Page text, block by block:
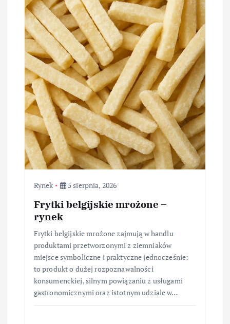
Rynek 5 sierpnia, 2026
Frytki belgijskie mrożone –
rynek
Frytki belgijskie mrożone zajmują w handlu
produktami przetworzonymi z ziemniaków
miejsce symboliczne i praktyczne jednocześnie:
to produkt o dużej rozpoznawalności
konsumenckiej, silnym powiązaniu z usługami
gastronomicznymi oraz istotnym udziale w…